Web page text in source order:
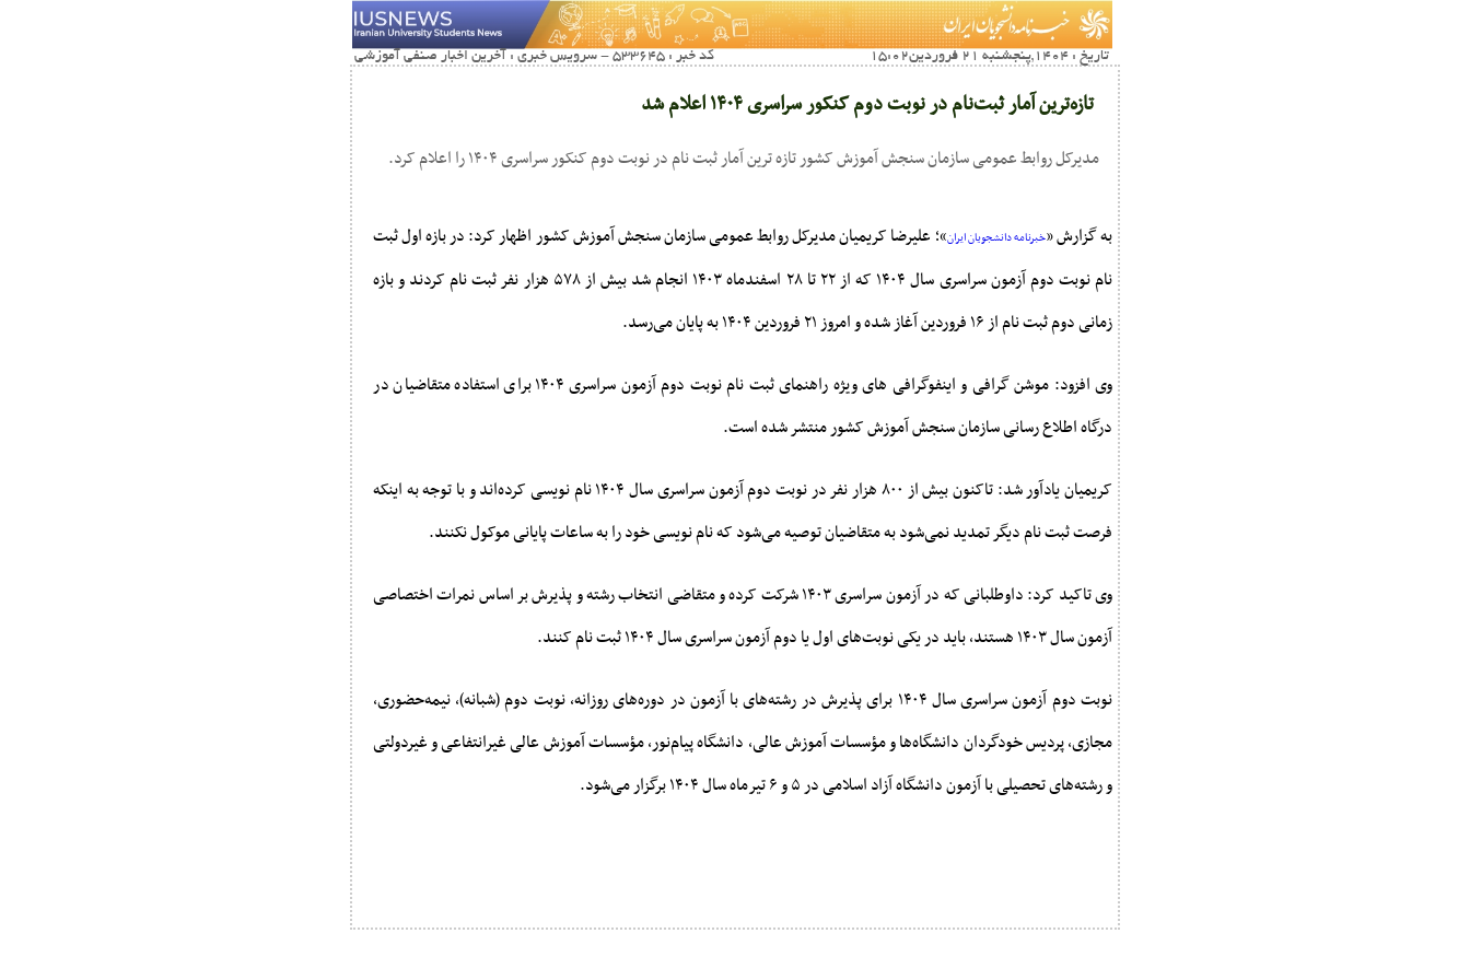
تاریخ : 1404,پنجشنبه 21 فروردين15:02 کد خبر : 533645 - سرویس خبری : آخرین اخبار صنفی آموزشی
تازه‌ترین آمار ثبت‌نام در نوبت دوم کنکور سراسری ۱۴۰۴ اعلام شد
مدیرکل روابط عمومی سازمان سنجش آموزش کشور تازه ترین آمار ثبت نام در نوبت دوم کنکور سراسری ۱۴۰۴ را اعلام کرد.
به گزارش «خبرنامه دانشجویان ایران»؛ علیرضا کریمیان مدیرکل روابط عمومی سازمان سنجش آموزش کشور اظهار کرد: در بازه اول ثبت
نام نوبت دوم آزمون سراسری سال ۱۴۰۴ که از ۲۲ تا ۲۸ اسفندماه ۱۴۰۳ انجام شد بیش از ۵۷۸ هزار نفر ثبت نام کردند و بازه
زمانی دوم ثبت نام از ۱۶ فروردین آغاز شده و امروز ۲۱ فروردین ۱۴۰۴ به پایان می‌رسد.
وی افزود: موشن گرافی و اینفوگرافی های ویژه راهنمای ثبت نام نوبت دوم آزمون سراسری ۱۴۰۴ برای استفاده متقاضیان در
درگاه اطلاع رسانی سازمان سنجش آموزش کشور منتشر شده است.
کریمیان یادآور شد: تاکنون بیش از ۸۰۰ هزار نفر در نوبت دوم آزمون سراسری سال ۱۴۰۴ نام نویسی کرده‌اند و با توجه به اینکه
فرصت ثبت نام دیگر تمدید نمی‌شود به متقاضیان توصیه می‌شود که نام نویسی خود را به ساعات پایانی موکول نکنند.
وی تاکید کرد: داوطلبانی که در آزمون سراسری ۱۴۰۳ شرکت کرده و متقاضی انتخاب رشته و پذیرش بر اساس نمرات اختصاصی
آزمون سال ۱۴۰۳ هستند، باید در یکی نوبت‌های اول یا دوم آزمون سراسری سال ۱۴۰۴ ثبت نام کنند.
نوبت دوم آزمون سراسری سال ۱۴۰۴ برای پذیرش در رشته‌های با آزمون در دوره‌های روزانه، نوبت دوم (شبانه)، نیمه‌حضوری،
مجازی، پردیس خودگردان دانشگاه‌ها و مؤسسات آموزش عالی، دانشگاه پیام‌نور، مؤسسات آموزش عالی غیرانتفاعی و غیردولتی
و رشته‌های تحصیلی با آزمون دانشگاه آزاد اسلامی در ۵ و ۶ تیرماه سال ۱۴۰۴ برگزار می‌شود.